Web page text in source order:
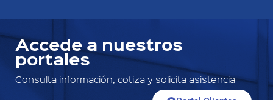
Accede a nuestros
portales
Consulta información, cotiza y solicita asistencia